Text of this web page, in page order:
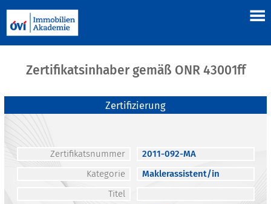
Zertifikatsinhaber gemäß ONR 43001ff
Zertifizierung
Zertifikatsnummer
2011-092-MA
Kategorie
Maklerassistent/in
Titel